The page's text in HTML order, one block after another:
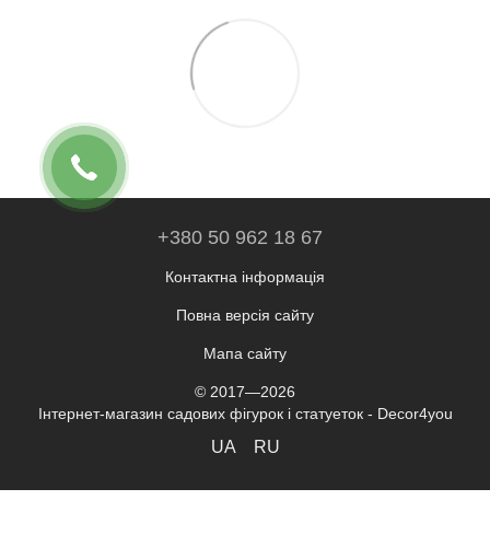
+380 50 962 18 67
Контактна інформація
Повна версія сайту
Мапа сайту
© 2017—2026
Інтернет-магазин садових фігурок і статуеток - Decor4you
UA RU